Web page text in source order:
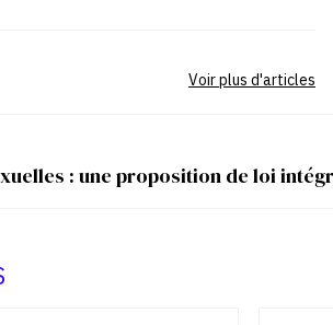
: une proposition de loi
Voir plus d'articles